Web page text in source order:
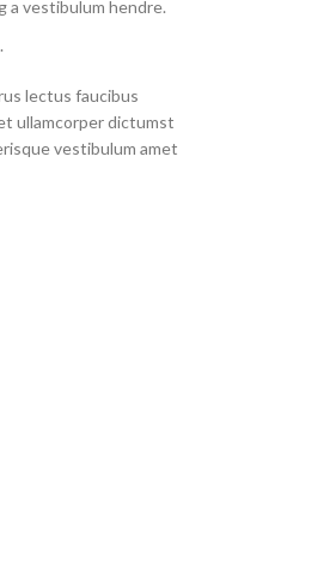
a vestibulum hendre.
lectus faucibus
ullamcorper dictumst
vestibulum amet